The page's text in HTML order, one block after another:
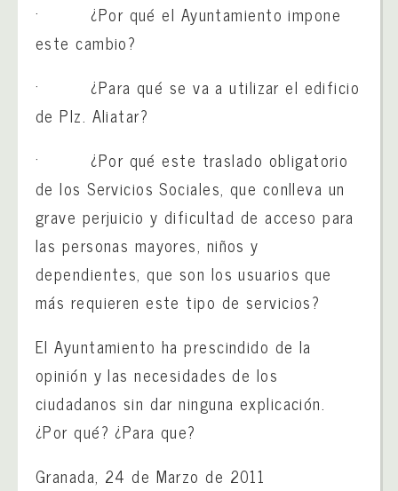
· ¿Por qué el Ayuntamiento impone
este cambio?
· ¿Para qué se va a utilizar el edificio
de Plz. Aliatar?
· ¿Por qué este traslado obligatorio
de los Servicios Sociales, que conlleva un
grave perjuicio y dificultad de acceso para
las personas mayores, niños y
dependientes, que son los usuarios que
más requieren este tipo de servicios?
El Ayuntamiento ha prescindido de la
opinión y las necesidades de los
ciudadanos sin dar ninguna explicación.
¿Por qué? ¿Para que?
Granada, 24 de Marzo de 2011